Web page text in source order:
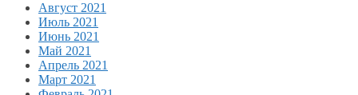
Август 2021
Июль 2021
Июнь 2021
Май 2021
Апрель 2021
Март 2021